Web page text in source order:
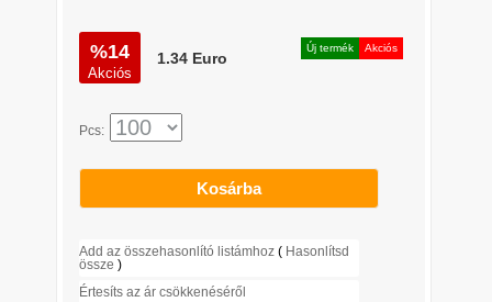
%14
Akciós
Akciós
Új termék
1.34 Euro
Pcs:
Kosárba
Add az összehasonlító listámhoz ( Hasonlítsd
össze )
Értesíts az ár csökkenéséről